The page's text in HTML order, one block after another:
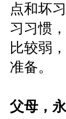
点和坏
习习惯
比较弱
准备。
父母，